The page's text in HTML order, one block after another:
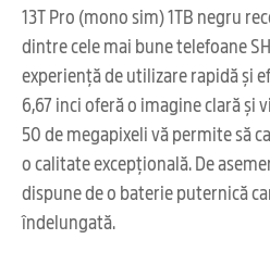
13T Pro (mono sim) 1TB negru
dintre cele mai bune telefoane
experiență de utilizare rapidă și
6,67 inci oferă o imagine clară și
50 de megapixeli vă permite să
o calitate excepțională. De
dispune de o baterie puternică
îndelungată.